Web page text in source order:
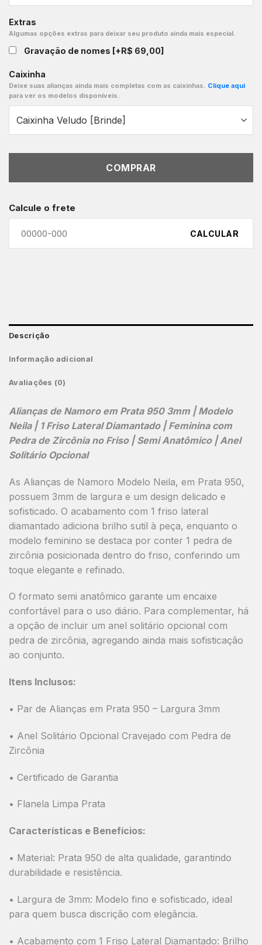
Extras
Algumas opções extras para deixar seu produto ainda mais especial.
Gravação de nomes [+R$ 69,00]
Caixinha
Deixe suas alianças ainda mais completas com as caixinhas. Clique aqui
para ver os modelos disponíveis.
COMPRAR
Calcule o frete
CALCULAR
Descrição
Informação adicional
Avaliações (0)
Alianças de Namoro em Prata 950 3mm | Modelo
Neila | 1 Friso Lateral Diamantado | Feminina com
Pedra de Zircônia no Friso | Semi Anatômico | Anel
Solitário Opcional
As Alianças de Namoro Modelo Neila, em Prata 950,
possuem 3mm de largura e um design delicado e
sofisticado. O acabamento com 1 friso lateral
diamantado adiciona brilho sutil à peça, enquanto o
modelo feminino se destaca por conter 1 pedra de
zircônia posicionada dentro do friso, conferindo um
toque elegante e refinado.
O formato semi anatômico garante um encaixe
confortável para o uso diário. Para complementar, há
a opção de incluir um anel solitário opcional com
pedra de zircônia, agregando ainda mais sofisticação
ao conjunto.
Itens Inclusos:
• Par de Alianças em Prata 950 – Largura 3mm
• Anel Solitário Opcional Cravejado com Pedra de
Zircônia
• Certificado de Garantia
• Flanela Limpa Prata
Características e Benefícios:
• Material: Prata 950 de alta qualidade, garantindo
durabilidade e resistência.
• Largura de 3mm: Modelo fino e sofisticado, ideal
para quem busca discrição com elegância.
• Acabamento com 1 Friso Lateral Diamantado: Brilho